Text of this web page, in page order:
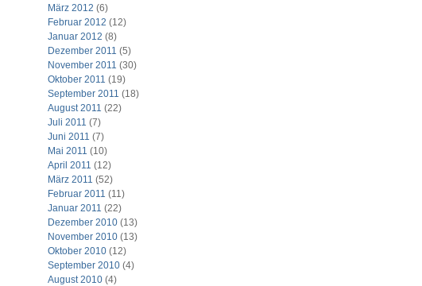
März 2012 (6)
Februar 2012 (12)
Januar 2012 (8)
Dezember 2011 (5)
November 2011 (30)
Oktober 2011 (19)
September 2011 (18)
August 2011 (22)
Juli 2011 (7)
Juni 2011 (7)
Mai 2011 (10)
April 2011 (12)
März 2011 (52)
Februar 2011 (11)
Januar 2011 (22)
Dezember 2010(13)
November 2010(13)
Oktober 2010(12)
September 2010(4)
August 2010(4)